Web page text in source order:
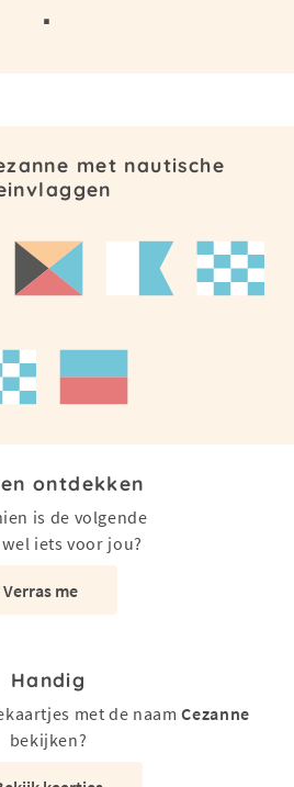
·
met nautische
ontdekken
is de volgende
iets voor jou?
Verras me
Handig
met de naamCezanne
bekijken?